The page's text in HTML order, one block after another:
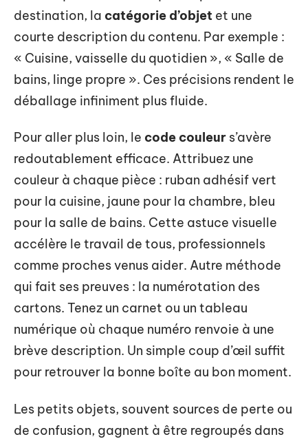
destination, la catégorie d’objet et une
courte description du contenu. Par exemple :
« Cuisine, vaisselle du quotidien », « Salle de
bains, linge propre ». Ces précisions rendent le
déballage infiniment plus fluide.
Pour aller plus loin, le code couleur s’avère
redoutablement efficace. Attribuez une
couleur à chaque pièce : ruban adhésif vert
pour la cuisine, jaune pour la chambre, bleu
pour la salle de bains. Cette astuce visuelle
accélère le travail de tous, professionnels
comme proches venus aider. Autre méthode
qui fait ses preuves : la numérotation des
cartons. Tenez un carnet ou un tableau
numérique où chaque numéro renvoie à une
brève description. Un simple coup d’œil suffit
pour retrouver la bonne boîte au bon moment.
Les petits objets, souvent sources de perte ou
de confusion, gagnent à être regroupés dans